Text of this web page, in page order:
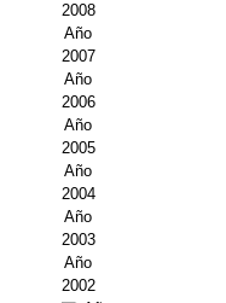
Presentación Jornadas
Comunicaciones
Jornadas PAM 2026
Premio Jóvenes
Buscador de
2008
Año
2007
Año
2006
Año
2005
Año
2004
Año
2003
Año
2002